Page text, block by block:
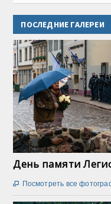
ПОСЛЕДНИЕ ГАЛЕРЕИ
День памяти
 Посмотреть все